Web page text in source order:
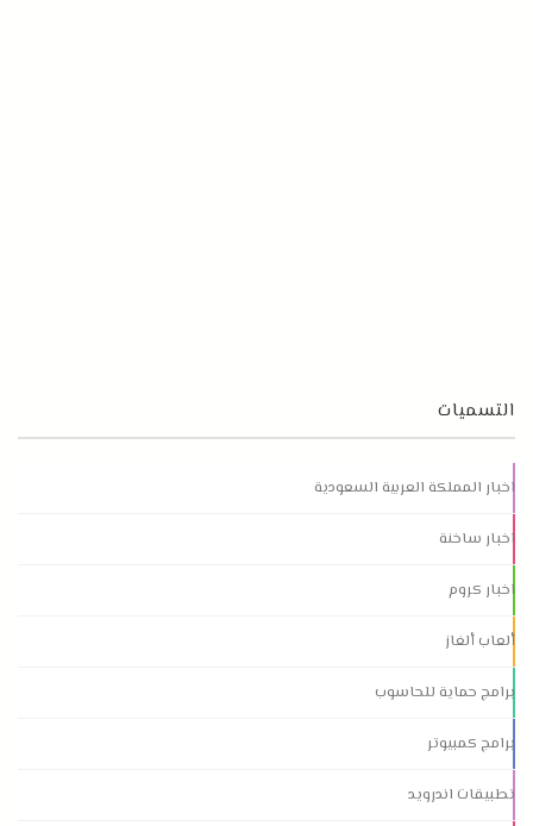
التسميات
اخبار المملكة العربية السعودية
اخبار ساخنة
اخبار كروم
ألعاب ألغاز
برامج حماية للحاسوب
برامج كمبيوتر
تطبيقات اندرويد